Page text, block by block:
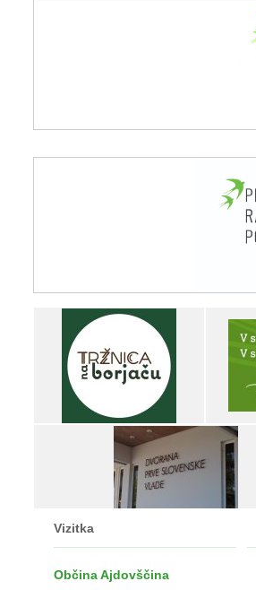
Vizitka
Občina Ajdovščina